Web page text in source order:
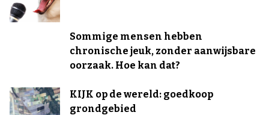
Sommige mensen hebben
chronische jeuk, zonder aanwijsbare
oorzaak. Hoe kan dat?
KIJK op de wereld: goedkoop
grondgebied